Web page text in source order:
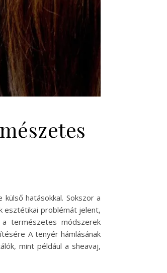
hatásokkal. Sokszor a
esztétikai problémát jelent,
természetes módszerek
A tenyér hámlásának
mint például a sheavaj,